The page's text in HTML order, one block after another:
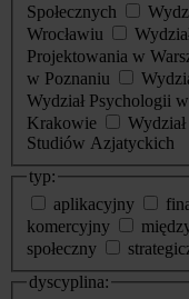
Społecznych
Wrocławiu
Projektowania w
w Poznaniu
Wydział Psychologii
Krakowie
Studiów Azjatyckich
typ:
aplikacyjny
komercyjny
społeczny
dyscyplina: